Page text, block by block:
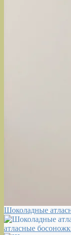
Шоколадные
атласные